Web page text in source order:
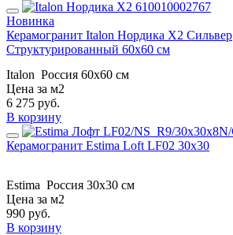
Новинка
Керамогранит Italon Нордика X2 Сильвер
Структурированный 60x60 см
Italon Россия 60x60 см
Цена за м2
6 275 руб.
В корзину
Керамогранит Estima Loft LF02 30x30
Estima Россия 30x30 см
Цена за м2
990 руб.
В корзину